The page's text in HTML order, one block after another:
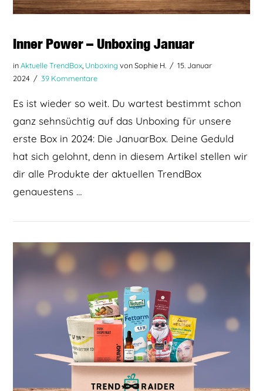
BEITRAG LESEN
Inner Power – Unboxing Januar
inAktuelle TrendBox Unboxing von Sophie H.
15. Januar
2024
39 Kommentare
Es ist wieder so weit. Du wartest bestimmt schon
ganz sehnsüchtig auf das Unboxing für unsere
erste Box in 2024: Die JanuarBox. Deine Geduld
hat sich gelohnt, denn in diesem Artikel stellen wir
dir alle Produkte der aktuellen TrendBox
genauestens …